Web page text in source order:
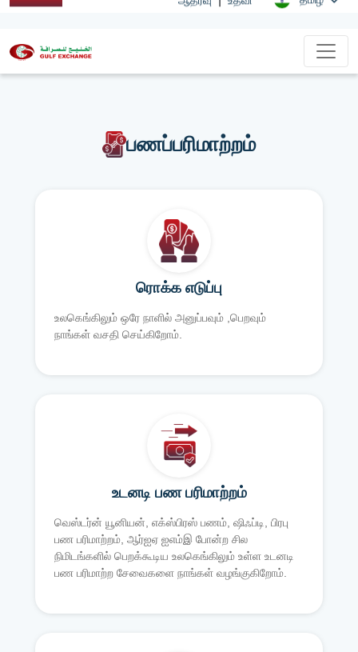
பணப்பரிமாற்றம்
ரொக்க எடுப்பு
உலகெங்கிலும் ஒரே நாளில் அனுப்பவும் ,பெறவும்
நாங்கள் வசதி செய்கிறோம்.
உடனடி பண பரிமாற்றம்
வெஸ்டர்ன் யூனியன், எக்ஸ்பிரஸ் பணம், ஷிஃப்டி, பிரபு
பண பரிமாற்றம், ஆர்ஐஏ ஐஎம்இ போன்ற சில
நிமிடங்களில் பெறக்கூடிய உலகெங்கிலும் உள்ள உடனடி
பண பரிமாற்ற சேவைகளை நாங்கள் வழங்குகிறோம்.